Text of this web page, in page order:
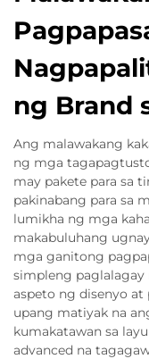
ng Brand
Ang malawakang
ng mga
may pakete para sa
pakinabang para sa
lumikha ng mga
makabuluhang
mga ganitong
simpleng paglalagay
aspeto ng disenyo
upang matiyak na
kumakatawan sa
advanced na